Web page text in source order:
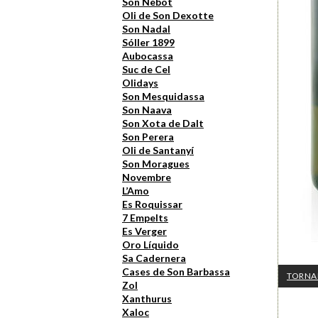
Oli de Son Dexotte
Son Nadal
Sóller 1899
Aubocassa
Suc de Cel
Olidays
Son Mesquidassa
Son Naava
Son Xota de Dalt
Son Perera
Oli de Santanyí
Son Moragues
Novembre
L’Amo
Es Roquissar
7 Empelts
Es Verger
Oro Líquido
Sa Cadernera
Cases de Son Barbassa
Zol
Xanthurus
Xaloc